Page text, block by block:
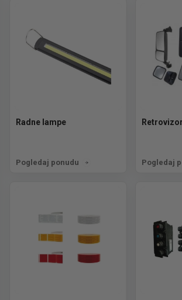
Radne lampe
Pogledaj ponudu Pogledaj